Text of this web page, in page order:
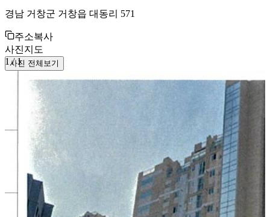
경남 거창군 거창읍 대동리 571
주소복사
사진지도
1 /1
사진 전체보기